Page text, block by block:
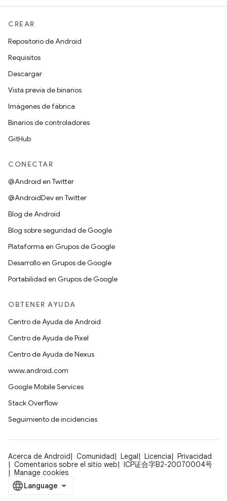
CREAR
Repositorio de Android
Requisitos
Descargar
Vista previa de binarios
Imágenes de fábrica
Binarios de controladores
GitHub
CONECTAR
@Android en Twitter
@AndroidDev en Twitter
Blog de Android
Blog sobre seguridad de Google
Plataforma en Grupos de Google
Desarrollo en Grupos de Google
Portabilidad en Grupos de Google
OBTENER AYUDA
Centro de Ayuda de Android
Centro de Ayuda de Pixel
Centro de Ayuda de Nexus
www.android.com
Google Mobile Services
Stack Overflow
Seguimiento de incidencias
Acerca de Android Comunidad Legal Licencia
Privacidad
Comentarios sobre el sitio web
ICP证合字B2-20070004号
Manage cookies